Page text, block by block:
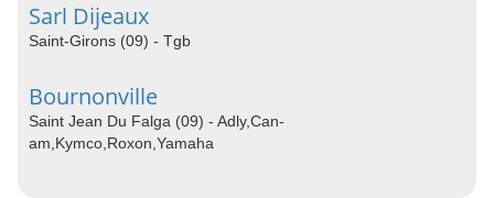
Sarl Dijeaux
Saint-Girons (09) - Tgb
Bournonville
Saint Jean Du Falga (09) - Adly,Can-
am,Kymco,Roxon,Yamaha